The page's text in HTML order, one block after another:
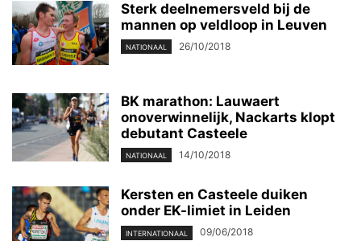
Sterk deelnemersveld bij de
mannen op veldloop in Leuven
NATIONAAL 26/10/2018
BK marathon: Lauwaert
onoverwinnelijk, Nackarts klopt
debutant Casteele
NATIONAAL 14/10/2018
Kersten en Casteele duiken
onder EK-limiet in Leiden
INTERNATIONAAL 09/06/2018